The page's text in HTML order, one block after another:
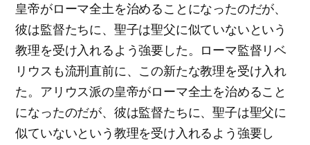
皇帝がローマ全土を治めることになったのだが、
彼は監督たちに、聖子は聖父に似ていないという
教理を受け入れるよう強要した。ローマ監督リベ
リウスも流刑直前に、この新たな教理を受け入れ
た。アリウス派の皇帝がローマ全土を治めること
になったのだが、彼は監督たちに、聖子は聖父に
似ていないという教理を受け入れるよう強要し